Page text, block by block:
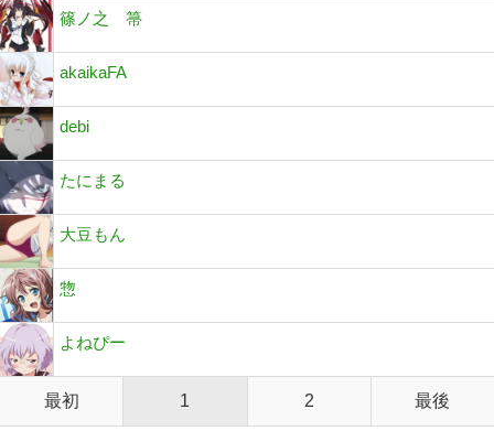
篠ノ之 箒
akaikaFA
debi
たにまる
大豆もん
惣
よねぴー
最初 1 2 最後